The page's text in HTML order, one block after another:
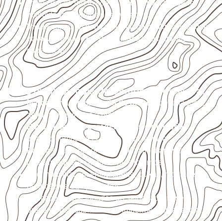
Evite contato direto com o solo, chuva, umidade
acumulada e apoios desnivelados.
Valide com o responsável técnico qualquer uso que
envolva carga, exposição intensa ou requisitos
específicos.
Usos profissionais do Compensado Naval
Marcenaria e fabricação de móveis
destinados a
ambientes sujeitos à umidade.
Revestimentos, paredes, pisos e divisórias ,
quando compatíveis com a ficha técnica.
Projetos de transporte que utilizam chapas em
revestimentos e componentes internos.
Uso industrial em embalagens, caixas, montagem e
proteção de equipamentos.
Aplicações relacionadas ao setor náutico, sem
presumir uso submerso ou impermeabilidade total.